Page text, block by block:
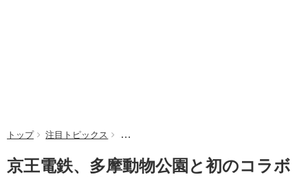
トップ 注目トピックス 京王電鉄、多摩動物公園と初のコラボグッズ
京王電鉄、多摩動物公園と初のコラボ